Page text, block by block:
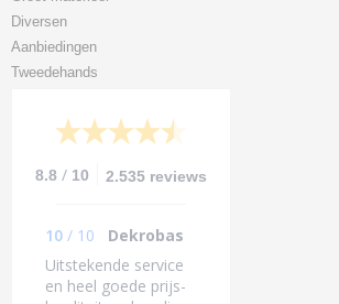
Diversen
Aanbiedingen
Tweedehands
8.8 / 10 2.535 reviews
10 / 10
Dekrobas
Uitstekende service
en heel goede prijs-